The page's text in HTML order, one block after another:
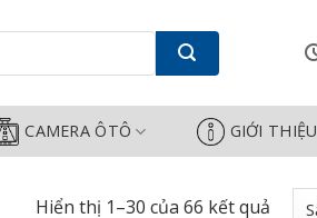
CAMERA ÔTÔ GIỚI THIỆU
Hiển thị 1–30 của 66 kết quảĐã